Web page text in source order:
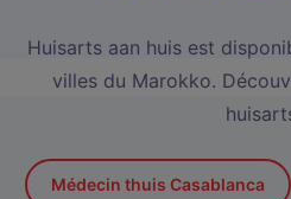
Huisarts aan huis est
villes du Marokko.
Médecin thuis Casablanca